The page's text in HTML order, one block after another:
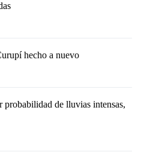
hecho a nuevo
probabilidad de lluvias intensas,